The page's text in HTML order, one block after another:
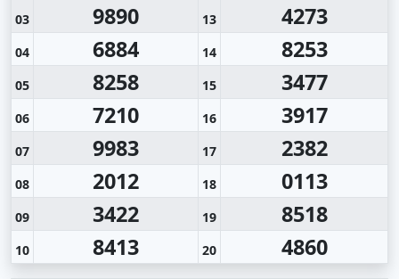
03 9890 13 4273
04 6884 14 8253
05 8258 15 3477
06 7210 16 3917
07 9983 17 2382
08 2012 18 0113
09 3422 19 8518
10 8413 20
4860